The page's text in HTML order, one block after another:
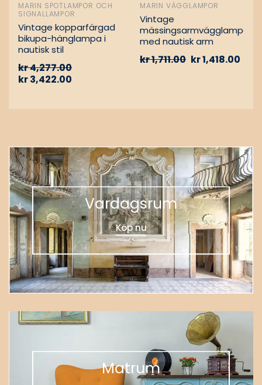
MARIN SPOTLAMPOR OCH
SIGNALLAMPOR
Vintage kopparfärgad
bikupa-hänglampa i
nautisk stil
kr4,277.00
kr3,422.00
MARIN VÄGGLAMPOR
Vintage
mässingsarmvägglampa
med nautisk arm
kr1,711.00 kr1,418.00
Vardagsrum
Köp nu
Matrum